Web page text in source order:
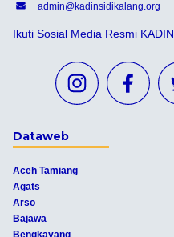
admin@kadinsidikalang.org
Ikuti Sosial Media Resmi KADIN
Dataweb
Aceh Tamiang
Agats
Arso
Bajawa
Bengkayang